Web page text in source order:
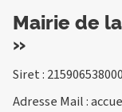
Mairie de
»
Siret :
Adresse Mail :